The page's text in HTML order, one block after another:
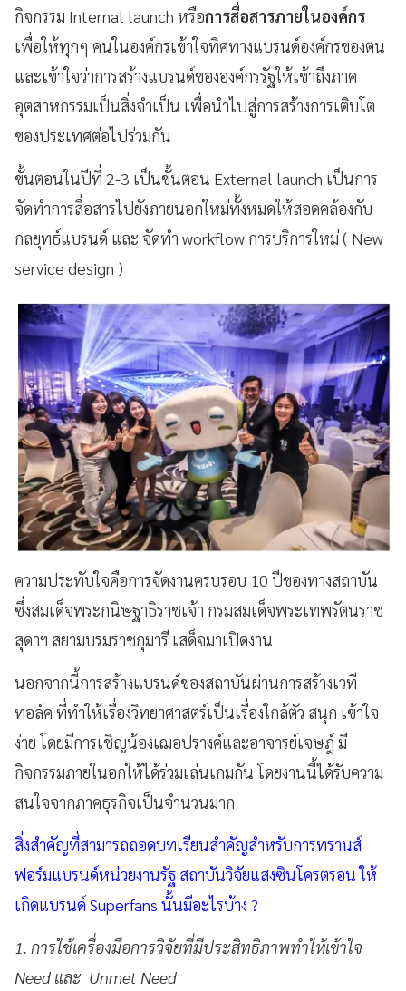
กิจกรรม Internal launch หรือการสื่อสารภายในองค์กร
เพื่อให้ทุกๆ คนในองค์กรเข้าใจทิศทางแบรนด์องค์กรของตน
และเข้าใจว่าการสร้างแบรนด์ขององค์กรรัฐให้เข้าถึงภาค
อุตสาหกรรมเป็นสิ่งจำเป็น เพื่อนำไปสู่การสร้างการเติบโต
ของประเทศต่อไปร่วมกัน
ขั้นตอนในปีที่ 2-3 เป็นขั้นตอน External launch เป็นการ
จัดทำการสื่อสารไปยังภายนอกใหม่ทั้งหมดให้สอดคล้องกับ
กลยุทธ์แบรนด์ และ จัดทำ workflow การบริการใหม่ ( New
service design )
ความประทับใจคือการจัดงานครบรอบ 10 ปีของทางสถาบัน
ซึ่งสมเด็จพระกนิษฐาธิราชเจ้า กรมสมเด็จพระเทพรัตนราช
สุดาฯ สยามบรมราชกุมารี เสด็จมาเปิดงาน
นอกจากนี้การสร้างแบรนด์ของสถาบันผ่านการสร้างเวที
ทอล์ค ที่ทำให้เรื่องวิทยาศาสตร์เป็นเรื่องใกล้ตัว สนุก เข้าใจ
ง่าย โดยมีการเชิญน้องเฌอปรางค์และอาจารย์เจษฎ์ มี
กิจกรรมภายในอกให้ได้ร่วมเล่นเกมกัน โดยงานนี้ได้รับความ
สนใจจากภาคธุรกิจเป็นจำนวนมาก
สิ่งสำคัญที่สามารถถอดบทเรียนสำคัญสำหรับการทรานส์
ฟอร์มแบรนด์หน่วยงานรัฐ สถาบันวิจัยแสงซินโครตรอน ให้
เกิดแบรนด์ Superfans นั้นมีอะไรบ้าง ?
1. การใช้เครื่องมือการวิจัยที่มีประสิทธิภาพทำให้เข้าใจ
Need และ Unmet Need